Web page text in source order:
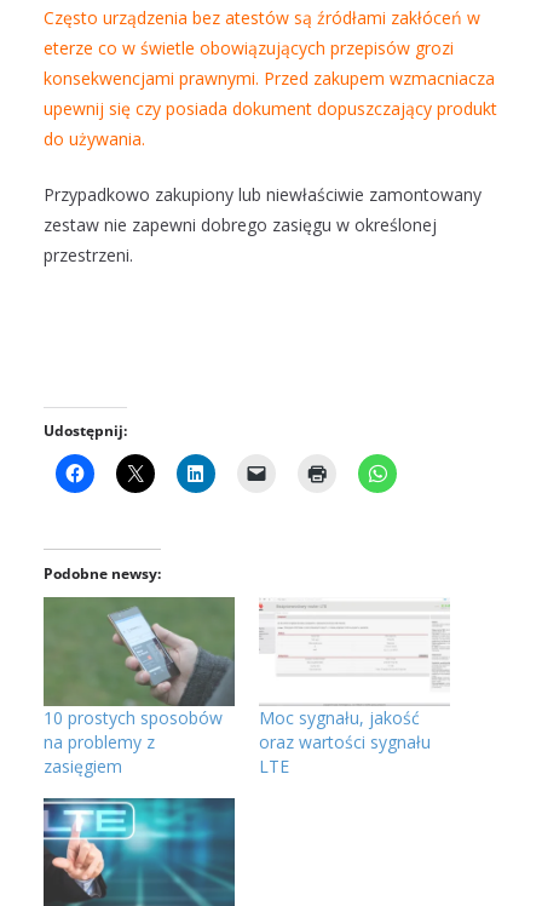
Często urządzenia bez atestów są źródłami zakłóceń w
eterze co w świetle obowiązujących przepisów grozi
konsekwencjami prawnymi. Przed zakupem wzmacniacza
upewnij się czy posiada dokument dopuszczający produkt
do używania.
Przypadkowo zakupiony lub niewłaściwie zamontowany
zestaw nie zapewni dobrego zasięgu w określonej
przestrzeni.
Udostępnij:
Podobne newsy:
10 prostych sposobów
na problemy z
zasięgiem
Moc sygnału, jakość
oraz wartości sygnału
LTE